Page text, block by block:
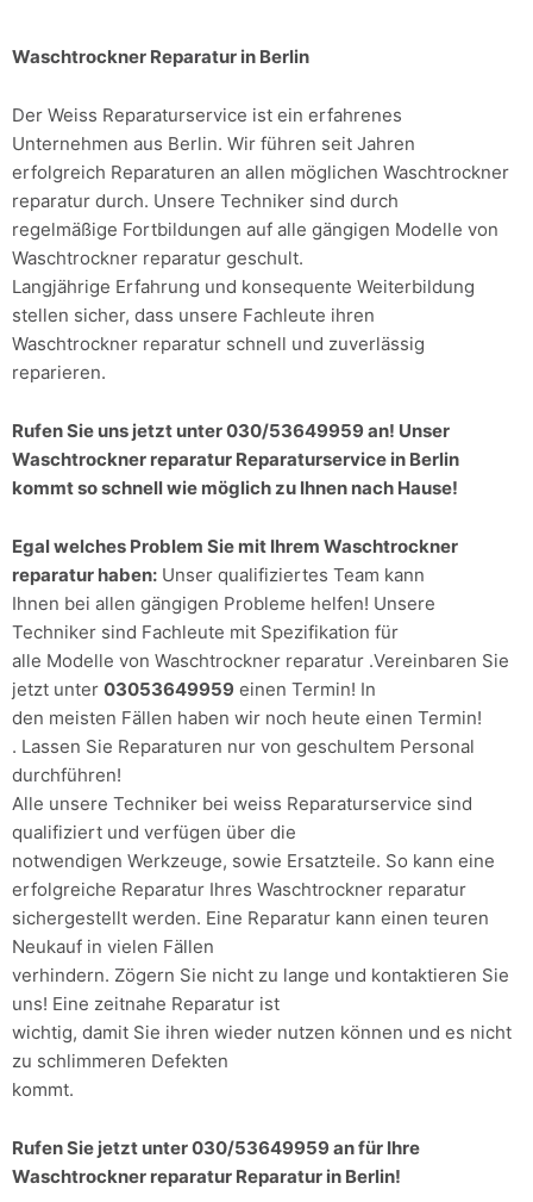
Waschtrockner Reparatur in Berlin
Der Weiss Reparaturservice ist ein erfahrenes
Unternehmen aus Berlin. Wir führen seit Jahren
erfolgreich Reparaturen an allen möglichen Waschtrockner
reparatur durch. Unsere Techniker sind durch
regelmäßige Fortbildungen auf alle gängigen Modelle von
Waschtrockner reparatur geschult.
Langjährige Erfahrung und konsequente Weiterbildung
stellen sicher, dass unsere Fachleute ihren
Waschtrockner reparatur schnell und zuverlässig
reparieren.
Rufen Sie uns jetzt unter 030/53649959 an! Unser
Waschtrockner reparatur Reparaturservice in Berlin
kommt so schnell wie möglich zu Ihnen nach Hause!
Egal welches Problem Sie mit Ihrem Waschtrockner
reparatur haben: Unser qualifiziertes Team kann
Ihnen bei allen gängigen Probleme helfen! Unsere
Techniker sind Fachleute mit Spezifikation für
alle Modelle von Waschtrockner reparatur .Vereinbaren Sie
jetzt unter 03053649959 einen Termin! In
den meisten Fällen haben wir noch heute einen Termin!
. Lassen Sie Reparaturen nur von geschultem Personal
durchführen!
Alle unsere Techniker bei weiss Reparaturservice sind
qualifiziert und verfügen über die
notwendigen Werkzeuge, sowie Ersatzteile. So kann eine
erfolgreiche Reparatur Ihres Waschtrockner reparatur
sichergestellt werden. Eine Reparatur kann einen teuren
Neukauf in vielen Fällen
verhindern. Zögern Sie nicht zu lange und kontaktieren Sie
uns! Eine zeitnahe Reparatur ist
wichtig, damit Sie ihren wieder nutzen können und es nicht
zu schlimmeren Defekten
kommt.
Rufen Sie jetzt unter 030/53649959 an für Ihre
Waschtrockner reparatur Reparatur in Berlin!